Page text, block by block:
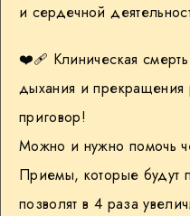
и сердечной
❤️‍🩹 Клиническая
дыхания и
приговор!
Можно и нужно помочь
Приемы, которые будут
позволят в 4 раза